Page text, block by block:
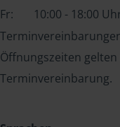
Fr:
10:00 - 18:00
Öffnungszeiten
Terminvereinbarung.